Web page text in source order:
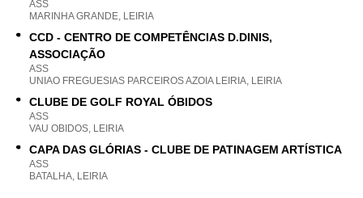
ASS
MARINHA GRANDE, LEIRIA
CCD - CENTRO DE COMPETÊNCIAS D.DINIS,
ASSOCIAÇÃO
ASS
UNIAO FREGUESIAS PARCEIROS AZOIA LEIRIA, LEIRIA
CLUBE DE GOLF ROYAL ÓBIDOS
ASS
VAU OBIDOS, LEIRIA
CAPA DAS GLÓRIAS - CLUBE DE PATINAGEM ARTÍSTICA
ASS
BATALHA, LEIRIA